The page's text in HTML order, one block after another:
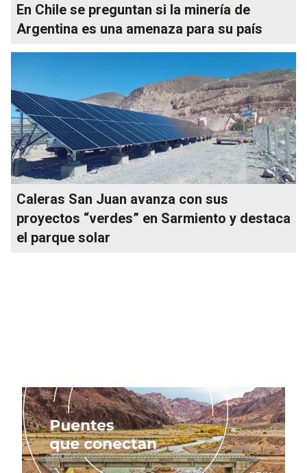
En Chile se preguntan si la minería de
Argentina es una amenaza para su país
Caleras San Juan avanza con sus
proyectos “verdes” en Sarmiento y destaca
el parque solar